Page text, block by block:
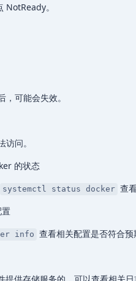
。
可能会失效。
问。
的状态
systemctl status docker 查
info 查看相关配置是否符合预